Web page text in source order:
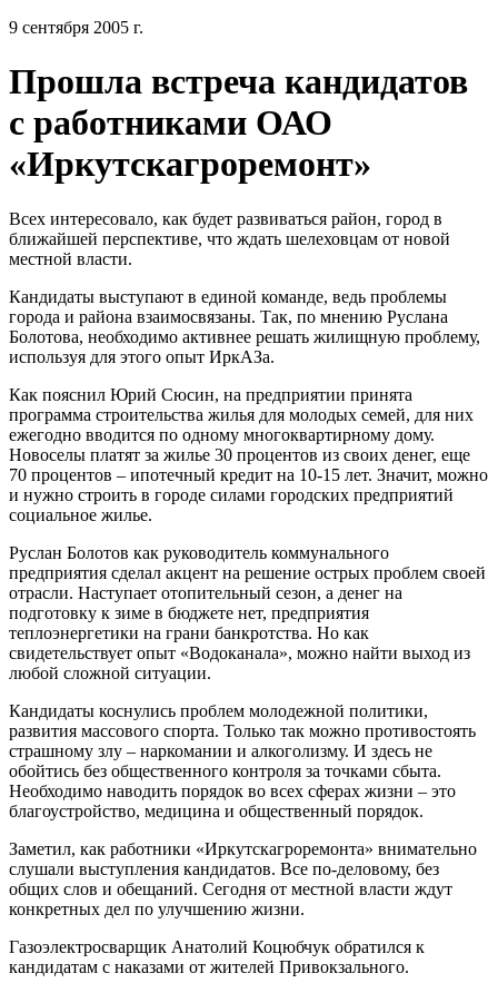
9 сентября 2005 г.
Прошла встреча кандидатов
с работниками ОАО
«Иркутскагроремонт»
Всех интересовало, как будет развиваться район, город в
ближайшей перспективе, что ждать шелеховцам от новой
местной власти.
Кандидаты выступают в единой команде, ведь проблемы
города и района взаимосвязаны. Так, по мнению Руслана
Болотова, необходимо активнее решать жилищную проблему,
используя для этого опыт ИркАЗа.
Как пояснил Юрий Сюсин, на предприятии принята
программа строительства жилья для молодых семей, для них
ежегодно вводится по одному многоквартирному дому.
Новоселы платят за жилье 30 процентов из своих денег, еще
70 процентов – ипотечный кредит на 10-15 лет. Значит, можно
и нужно строить в городе силами городских предприятий
социальное жилье.
Руслан Болотов как руководитель коммунального
предприятия сделал акцент на решение острых проблем своей
отрасли. Наступает отопительный сезон, а денег на
подготовку к зиме в бюджете нет, предприятия
теплоэнергетики на грани банкротства. Но как
свидетельствует опыт «Водоканала», можно найти выход из
любой сложной ситуации.
Кандидаты коснулись проблем молодежной политики,
развития массового спорта. Только так можно противостоять
страшному злу – наркомании и алкоголизму. И здесь не
обойтись без общественного контроля за точками сбыта.
Необходимо наводить порядок во всех сферах жизни – это
благоустройство, медицина и общественный порядок.
Заметил, как работники «Иркутскагроремонта» внимательно
слушали выступления кандидатов. Все по-деловому, без
общих слов и обещаний. Сегодня от местной власти ждут
конкретных дел по улучшению жизни.
Газоэлектросварщик Анатолий Коцюбчук обратился к
кандидатам с наказами от жителей Привокзального.